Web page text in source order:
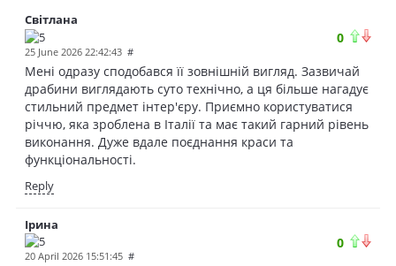
Світлана
0
25 June 2026 22:42:43 #
Мені одразу сподобався її зовнішній вигляд. Зазвичай
драбини виглядають суто технічно, а ця більше нагадує
стильний предмет інтер'єру. Приємно користуватися
річчю, яка зроблена в Італії та має такий гарний рівень
виконання. Дуже вдале поєднання краси та
функціональності.
Reply
Ірина
0
20 April 2026 15:51:45 #